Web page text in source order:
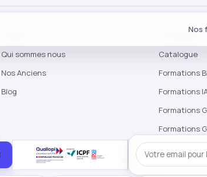
Nos
Qui sommes nous
Nos Anciens
Blog
Formations
Catalogue
Formations
Formations
Formations
Formations